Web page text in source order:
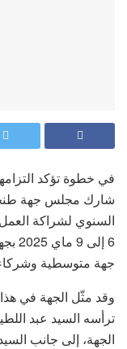
في خطوة تؤكد
شارك مجلس جهة
جهة متوسطية وشركاء
وقد مثّل الجهة في
ترأسه السيد عبد
الجهة، إلى جانب